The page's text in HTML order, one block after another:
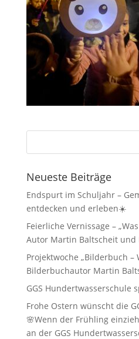
Neueste Beiträge
Endspurt im Schuljahr –
entdecken und erleben☀️
Feierliche Vernissage –
Autor Martin Baltscheit und
Projektwoche „Bilderbuch –
Bilderbuchautor Martin
GGS Hundertwasserschule
Frohe Ostern wünscht die
🌸Wenn der Frühling
an der GGS